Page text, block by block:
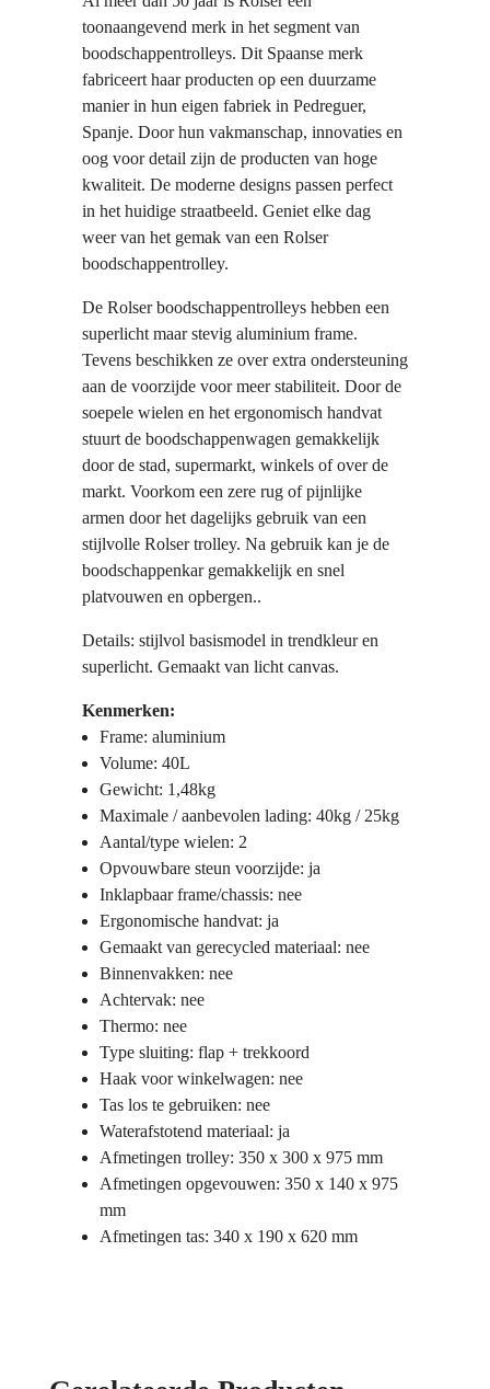
toonaangevend merk in het segment van
boodschappentrolleys. Dit Spaanse merk
fabriceert haar producten op een duurzame
manier in hun eigen fabriek in Pedreguer,
Spanje. Door hun vakmanschap, innovaties en
oog voor detail zijn de producten van hoge
kwaliteit. De moderne designs passen perfect
in het huidige straatbeeld. Geniet elke dag
weer van het gemak van een Rolser
boodschappentrolley.
De Rolser boodschappentrolleys hebben een
superlicht maar stevig aluminium frame.
Tevens beschikken ze over extra ondersteuning
aan de voorzijde voor meer stabiliteit. Door de
soepele wielen en het ergonomisch handvat
stuurt de boodschappenwagen gemakkelijk
door de stad, supermarkt, winkels of over de
markt. Voorkom een zere rug of pijnlijke
armen door het dagelijks gebruik van een
stijlvolle Rolser trolley. Na gebruik kan je de
boodschappenkar gemakkelijk en snel
platvouwen en opbergen..
Details: stijlvol basismodel in trendkleur en
superlicht. Gemaakt van licht canvas.
Kenmerken:
Frame: aluminium
Volume: 40L
Gewicht: 1,48kg
Maximale / aanbevolen lading: 40kg / 25kg
Aantal/type wielen: 2
Opvouwbare steun voorzijde: ja
Inklapbaar frame/chassis: nee
Ergonomische handvat: ja
Gemaakt van gerecycled materiaal: nee
Binnenvakken: nee
Achtervak: nee
Thermo: nee
Type sluiting: flap + trekkoord
Haak voor winkelwagen: nee
Tas los te gebruiken: nee
Waterafstotend materiaal: ja
Afmetingen trolley: 350 x 300 x 975 mm
Afmetingen opgevouwen: 350 x 140 x 975
mm
Afmetingen tas: 340 x 190 x 620 mm